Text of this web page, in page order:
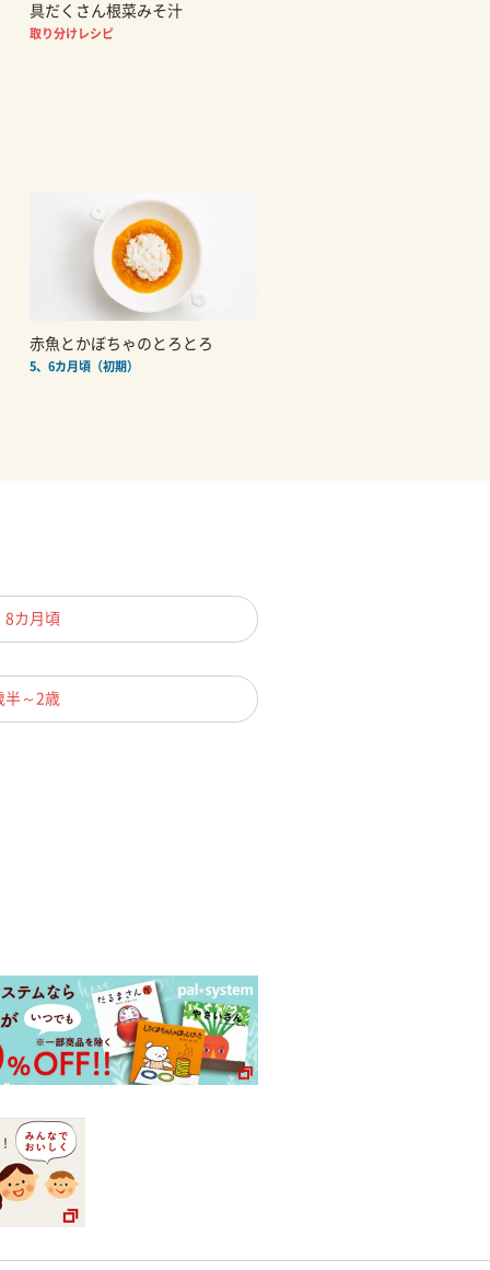
具だくさん根菜みそ汁
取り分けレシピ
赤魚とかぼちゃのとろとろ
5、6カ月頃（初期）
8カ月頃
半～2歳